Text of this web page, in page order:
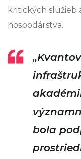
kritických služieb
hospodárstva.
bola